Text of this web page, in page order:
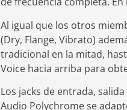
Al igual que los otros
(Dry, Flange, Vibrato)
tradicional en la mitad,
Voice hacia arriba para
Los jacks de entrada,
Audio Polychrome se